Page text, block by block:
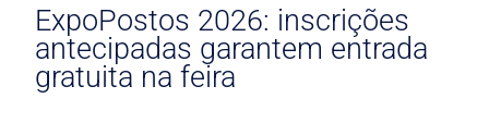
ExpoPostos 2026: inscrições
antecipadas garantem entrada
gratuita na feira